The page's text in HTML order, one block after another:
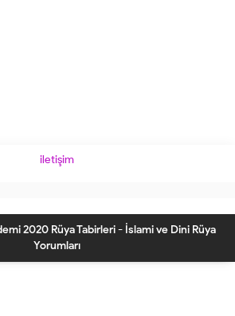
iletişim
2020 Rüya Tabirleri - İslami ve Dini Rüya
Yorumları